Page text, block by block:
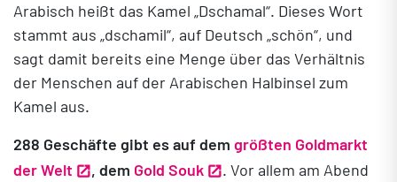
Arabisch heißt das Kamel „Dschamal“. Dieses Wort
stammt aus „dschamil“, auf Deutsch „schön“, und
sagt damit bereits eine Menge über das Verhältnis
der Menschen auf der Arabischen Halbinsel zum
Kamel aus.
288 Geschäfte gibt es auf dem größten Goldmarkt
der Welt
, dem Gold Souk
. Vor allem am Abend